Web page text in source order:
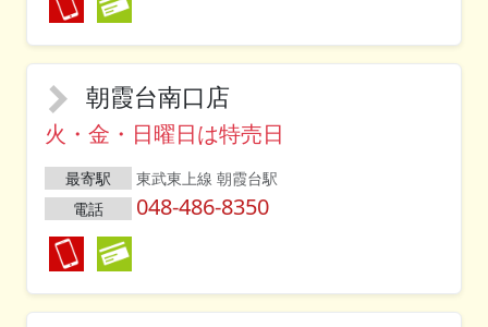
朝霞台南口店
火・金・日曜日は特売日
最寄駅
東武東上線 朝霞台駅
電話
048-486-8350